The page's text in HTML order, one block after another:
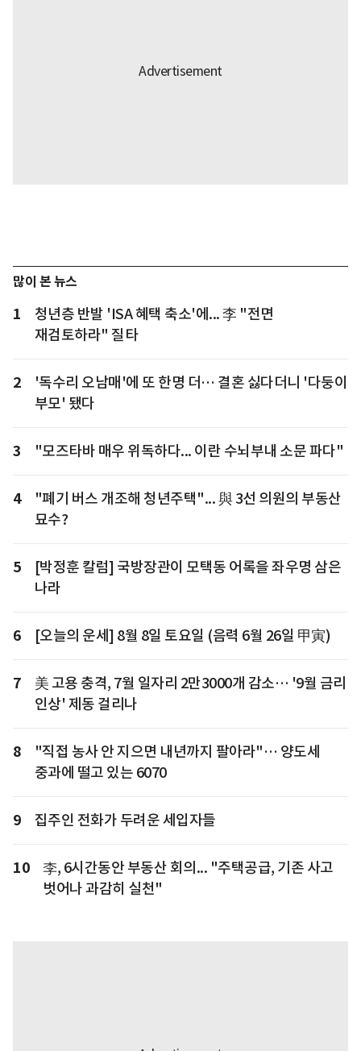
많이 본 뉴스
1
청년층 반발 'ISA 혜택 축소'에... 李 "전면
재검토하라" 질타
2
'독수리 오남매'에 또 한명 더… 결혼 싫다더니 '다둥이
부모' 됐다
3 "모즈타바 매우 위독하다... 이란 수뇌부내 소문 파다"
4
"폐기 버스 개조해 청년주택"... 與 3선 의원의 부동산
묘수?
5
[박정훈 칼럼] 국방장관이 모택동 어록을 좌우명 삼은
나라
6 [오늘의 운세] 8월 8일 토요일 (음력 6월 26일 甲寅)
7
美 고용 충격, 7월 일자리 2만3000개 감소… '9월 금리
인상' 제동 걸리나
8
"직접 농사 안 지으면 내년까지 팔아라"… 양도세
중과에 떨고 있는 6070
9 집주인 전화가 두려운 세입자들
10
李, 6시간동안 부동산 회의... "주택공급, 기존 사고
벗어나 과감히 실천"